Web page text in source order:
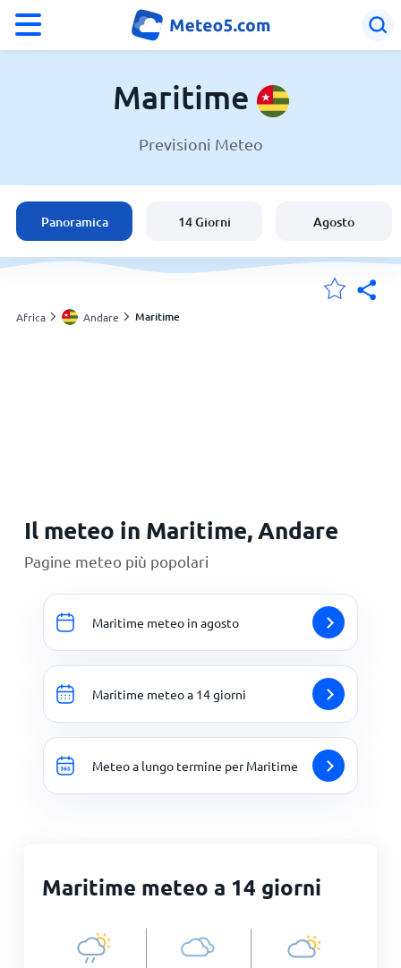
Andare
Italia
Svizzera
Maritime
Previsioni Meteo
Panoramica 14 Giorni Agosto
Africa Andare Maritime
Il meteo in Maritime, Andare
Pagine meteo più popolari
Maritime meteo in agosto
Maritime meteo a 14 giorni
Meteo a lungo termine per Maritime
Maritime meteo a 14 giorni